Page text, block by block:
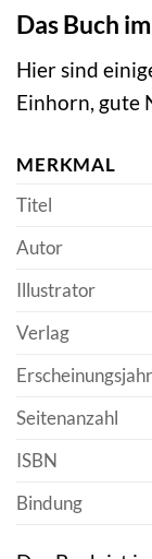
Das Buch
Hier sind
Einhorn, gute
MERKMAL
Titel
Autor
Illustrator
Verlag
Erscheinungsjahr
Seitenanzahl
ISBN
Bindung